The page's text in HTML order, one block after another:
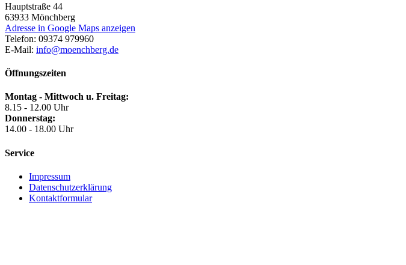
Hauptstraße 44
63933 Mönchberg
Adresse in Google Maps anzeigen
Telefon: 09374 979960
E-Mail: info@moenchberg.de
Öffnungszeiten
Montag - Mittwoch u. Freitag:
8.15 - 12.00 Uhr
Donnerstag:
14.00 - 18.00 Uhr
Service
Impressum
Datenschutzerklärung
Kontaktformular